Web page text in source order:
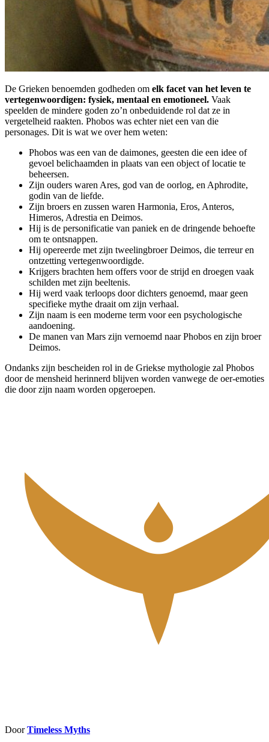
De Grieken benoemden godheden om elk facet van het leven te
vertegenwoordigen: fysiek, mentaal en emotioneel. Vaak
speelden de mindere goden zo’n onbeduidende rol dat ze in
vergetelheid raakten. Phobos was echter niet een van die
personages. Dit is wat we over hem weten:
Phobos was een van de daimones, geesten die een idee of
gevoel belichaamden in plaats van een object of locatie te
beheersen.
Zijn ouders waren Ares, god van de oorlog, en Aphrodite,
godin van de liefde.
Zijn broers en zussen waren Harmonia, Eros, Anteros,
Himeros, Adrestia en Deimos.
Hij is de personificatie van paniek en de dringende behoefte
om te ontsnappen.
Hij opereerde met zijn tweelingbroer Deimos, die terreur en
ontzetting vertegenwoordigde.
Krijgers brachten hem offers voor de strijd en droegen vaak
schilden met zijn beeltenis.
Hij werd vaak terloops door dichters genoemd, maar geen
specifieke mythe draait om zijn verhaal.
Zijn naam is een moderne term voor een psychologische
aandoening.
De manen van Mars zijn vernoemd naar Phobos en zijn broer
Deimos.
Ondanks zijn bescheiden rol in de Griekse mythologie zal Phobos
door de mensheid herinnerd blijven worden vanwege de oer-emoties
die door zijn naam worden opgeroepen.
DoorTimeless Myths